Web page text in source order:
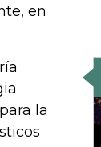
en
la